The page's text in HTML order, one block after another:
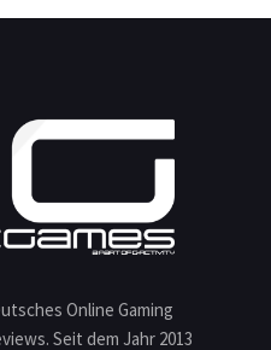
Online Gaming
Seit dem Jahr 2013